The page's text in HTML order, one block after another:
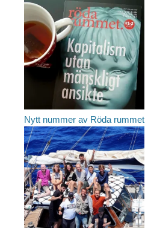
Nytt nummer av Röda rummet